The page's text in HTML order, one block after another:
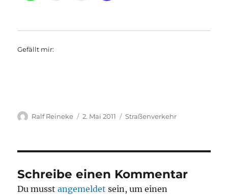
Gefällt mir:
Autor
Ralf Reineke
Veröffentlicht
2. Mai 2011 Kategorien
Straßenverkehr
Schreibe einen Kommentar
Du musstangemeldet sein, um einen